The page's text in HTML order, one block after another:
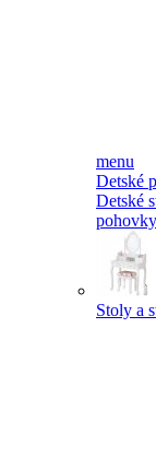
menu
Detské
Detské
pohovky
Stoly a